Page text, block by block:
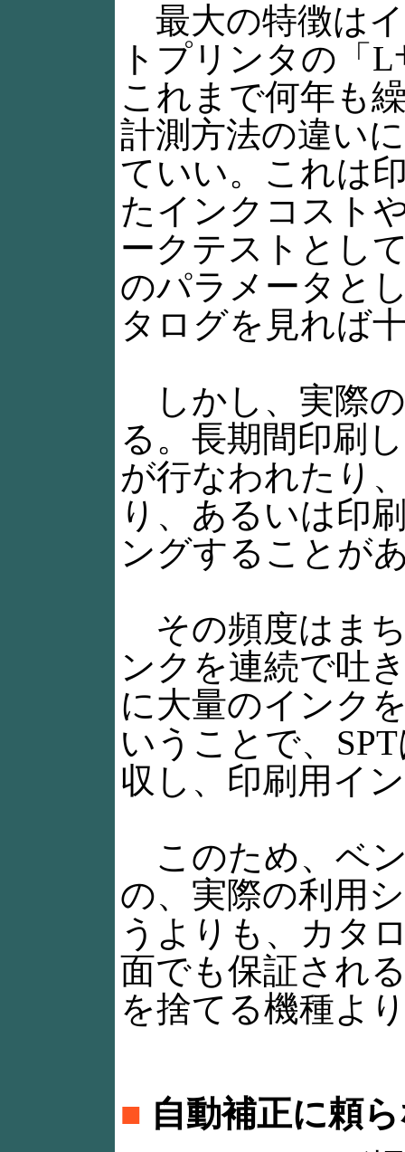
最大の特徴は
トプリンタの「
これまで何年も
計測方法の違い
ていい。これは
たインクコスト
ークテストとし
のパラメータと
タログを見れば
しかし、実際
る。長期間印刷
が行なわれたり
り、あるいは印
ングすることが
その頻度はま
ンクを連続で吐
に大量のインク
いうことで、
収し、印刷用イ
このため、ベ
の、実際の利用
うよりも、カタ
面でも保証され
を捨てる機種よ
■ 自動補正に頼